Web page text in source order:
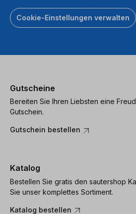
Cookie-Einstellungen verwalten
Gutscheine
Bereiten Sie Ihren Liebsten eine
Gutschein.
Gutschein bestellen
Katalog
Bestellen Sie gratis den sautershop
Sie unser komplettes Sortiment.
Katalog bestellen